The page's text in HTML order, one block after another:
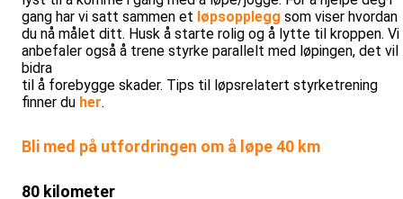
gang har vi satt sammen et løpsopplegg som viser hvordan
du nå målet ditt. Husk å starte rolig og å lytte til kroppen. Vi
anbefaler også å trene styrke parallelt med løpingen, det vil
bidra
til å forebygge skader. Tips til løpsrelatert styrketrening
finner du her.
Bli med på utfordringen om å løpe 40 km
80 kilometer